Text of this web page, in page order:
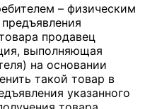
– физическим
продавец
выполняющая
на основании
такой товар в
указанного